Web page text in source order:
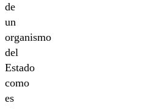
de
un
organismo
del
Estado
como
es